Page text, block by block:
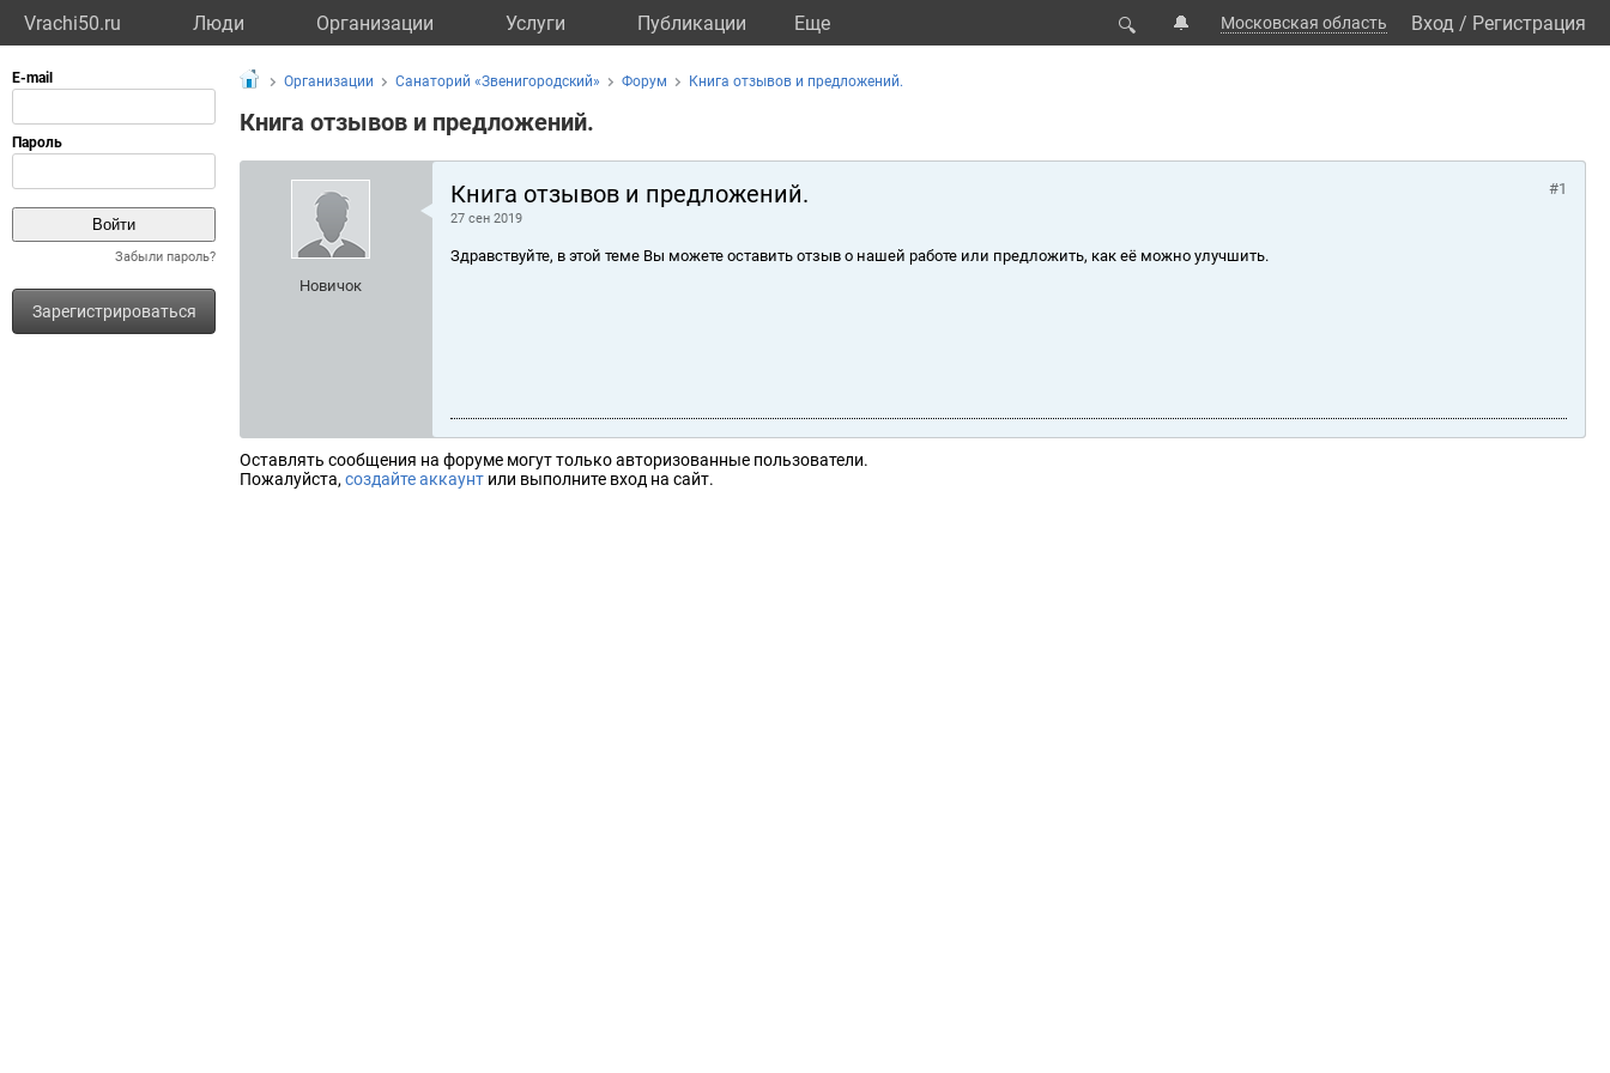
Vrachi50.ru Люди Организации Услуги Публикации Eще 🔍 🔔 Московская область Вход / Регистрация
Забыли пароль?
Зарегистрироваться
Организации Санаторий «Звенигородский» Форум Книга отзывов и предложений.
Книга отзывов и предложений.
Новичок
Книга отзывов и предложений.
27 сен 2019
#1
Здравствуйте, в этой теме Вы можете оставить отзыв о нашей работе или предложить, как её можно улучшить.
Оставлять сообщения на форуме могут только авторизованные пользователи.
Пожалуйста, создайте аккаунт или выполните вход на сайт.